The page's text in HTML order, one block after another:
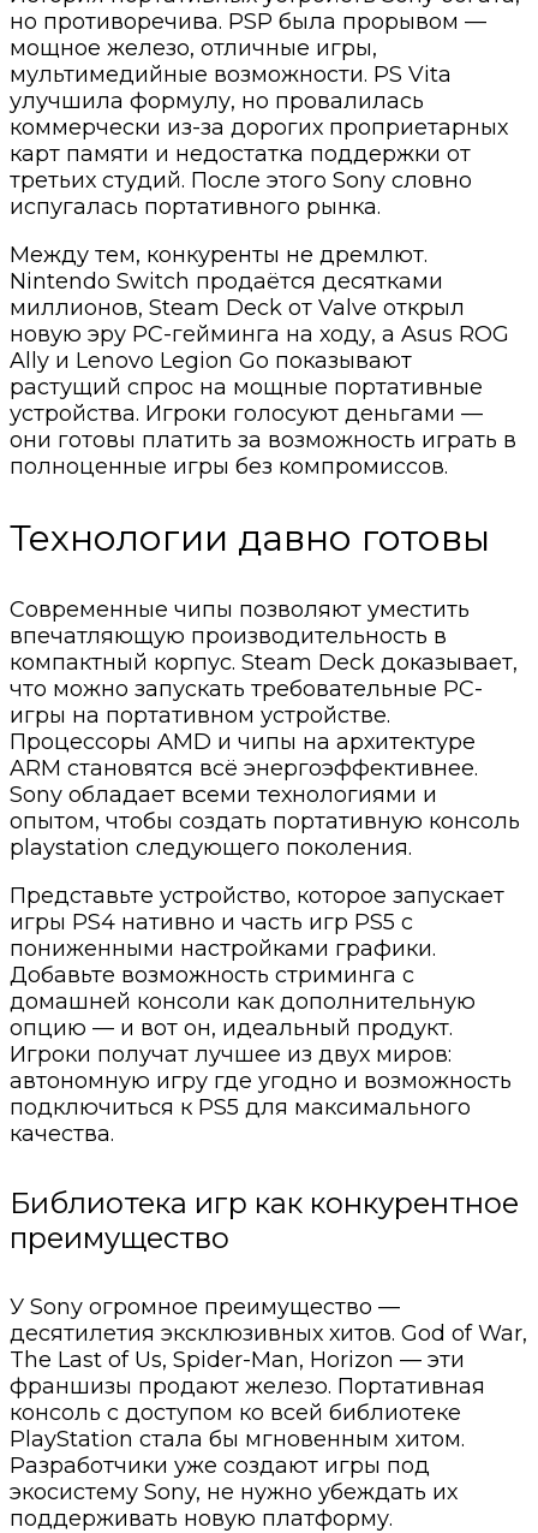
но противоречива. PSP была прорывом —
мощное железо, отличные игры,
мультимедийные возможности. PS Vita
улучшила формулу, но провалилась
коммерчески из-за дорогих проприетарных
карт памяти и недостатка поддержки от
третьих студий. После этого Sony словно
испугалась портативного рынка.
Между тем, конкуренты не дремлют.
Nintendo Switch продаётся десятками
миллионов, Steam Deck от Valve открыл
новую эру PC-гейминга на ходу, а Asus ROG
Ally и Lenovo Legion Go показывают
растущий спрос на мощные портативные
устройства. Игроки голосуют деньгами —
они готовы платить за возможность играть в
полноценные игры без компромиссов.
Технологии давно готовы
Современные чипы позволяют уместить
впечатляющую производительность в
компактный корпус. Steam Deck доказывает,
что можно запускать требовательные PC-
игры на портативном устройстве.
Процессоры AMD и чипы на архитектуре
ARM становятся всё энергоэффективнее.
Sony обладает всеми технологиями и
опытом, чтобы создать портативную консоль
playstation следующего поколения.
Представьте устройство, которое запускает
игры PS4 нативно и часть игр PS5 с
пониженными настройками графики.
Добавьте возможность стриминга с
домашней консоли как дополнительную
опцию — и вот он, идеальный продукт.
Игроки получат лучшее из двух миров:
автономную игру где угодно и возможность
подключиться к PS5 для максимального
качества.
Библиотека игр как конкурентное
преимущество
У Sony огромное преимущество —
десятилетия эксклюзивных хитов. God of War,
The Last of Us, Spider-Man, Horizon — эти
франшизы продают железо. Портативная
консоль с доступом ко всей библиотеке
PlayStation стала бы мгновенным хитом.
Разработчики уже создают игры под
экосистему Sony, не нужно убеждать их
поддерживать новую платформу.